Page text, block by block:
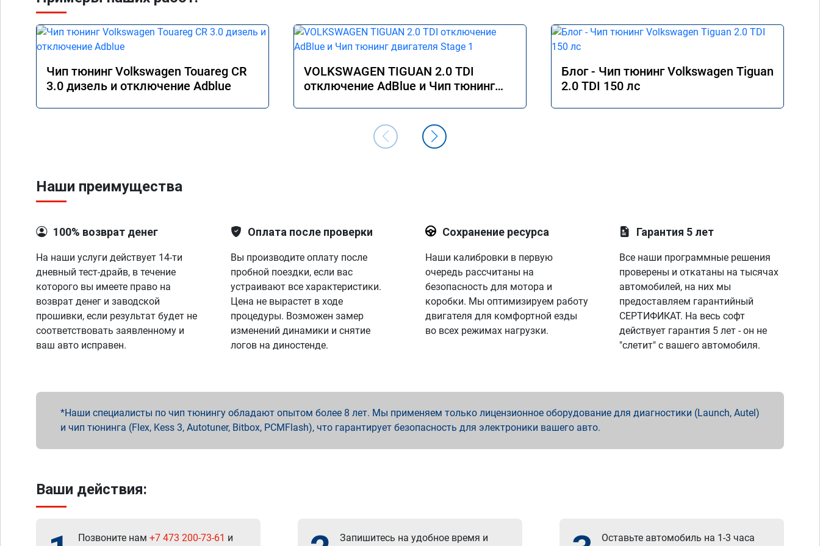
Чип тюнинг Volkswagen Touareg CR
3.0 дизель и отключение Adblue
VOLKSWAGEN TIGUAN 2.0 TDI
отключение AdBlue и Чип тюнинг
Блог - Чип тюнинг Volkswagen Tiguan
2.0 TDI 150 лс
Наши преимущества
100% возврат денег
На наши услуги действует 14-ти
дневный тест-драйв, в течение
которого вы имеете право на
возврат денег и заводской
прошивки, если результат будет не
соответствовать заявленному и
ваш авто исправен.
Оплата после проверки
Вы производите оплату после
пробной поездки, если вас
устраивают все характеристики.
Цена не вырастет в ходе
процедуры. Возможен замер
изменений динамики и снятие
логов на диностенде.
Сохранение ресурса
Наши калибровки в первую
очередь рассчитаны на
безопасность для мотора и
коробки. Мы оптимизируем работу
двигателя для комфортной езды
во всех режимах нагрузки.
Гарантия 5 лет
Все наши программные решения
проверены и откатаны на тысячах
автомобилей, на них мы
предоставляем гарантийный
СЕРТИФИКАТ. На весь софт
действует гарантия 5 лет - он не
"слетит" с вашего автомобиля.
Наши специалисты по чип тюнингу обладают опытом более 8 лет. Мы применяем только лицензионное оборудование для диагностики (Launch, Autel)
и чип тюнинга (Flex, Kess 3, Autotuner, Bitbox, PCMFlash), что гарантирует безопасность для электроники вашего авто.
Ваши действия:
Позвоните нам +7 473 200-73-61 и Запишитесь на удобное время и Оставьте автомобиль на 1-3 часа